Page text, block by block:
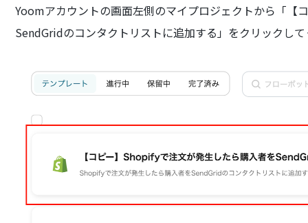
Yoomアカウントの画面左側のマイプロジェクトから「【
SendGridのコンタクトリストに追加する」をクリックし